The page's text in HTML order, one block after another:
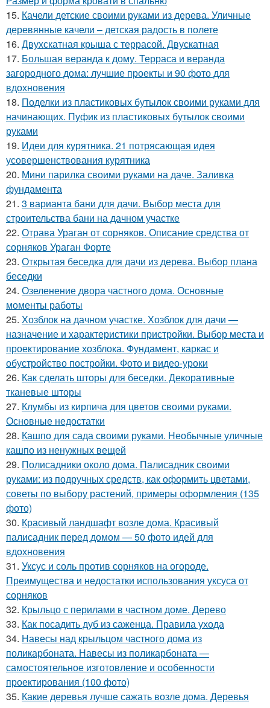
15. Качели детские своими руками из дерева. Уличные
деревянные качели – детская радость в полете
16. Двухскатная крыша с террасой. Двускатная
17. Большая веранда к дому. Терраса и веранда
загородного дома: лучшие проекты и 90 фото для
вдохновения
18. Поделки из пластиковых бутылок своими руками для
начинающих. Пуфик из пластиковых бутылок своими
руками
19. Идеи для курятника. 21 потрясающая идея
усовершенствования курятника
20. Мини парилка своими руками на даче. Заливка
фундамента
21. 3 варианта бани для дачи. Выбор места для
строительства бани на дачном участке
22. Отрава Ураган от сорняков. Описание средства от
сорняков Ураган Форте
23. Открытая беседка для дачи из дерева. Выбор плана
беседки
24. Озеленение двора частного дома. Основные
моменты работы
25. Хозблок на дачном участке. Хозблок для дачи —
назначение и характеристики пристройки. Выбор места и
проектирование хозблока. Фундамент, каркас и
обустройство постройки. Фото и видео-уроки
26. Как сделать шторы для беседки. Декоративные
тканевые шторы
27. Клумбы из кирпича для цветов своими руками.
Основные недостатки
28. Кашпо для сада своими руками. Необычные уличные
кашпо из ненужных вещей
29. Полисадники около дома. Палисадник своими
руками: из подручных средств, как оформить цветами,
советы по выбору растений, примеры оформления (135
фото)
30. Красивый ландшафт возле дома. Красивый
палисадник перед домом — 50 фото идей для
вдохновения
31. Уксус и соль против сорняков на огороде.
Преимущества и недостатки использования уксуса от
сорняков
32. Крыльцо с перилами в частном доме. Дерево
33. Как посадить дуб из саженца. Правила ухода
34. Навесы над крыльцом частного дома из
поликарбоната. Навесы из поликарбоната —
самостоятельное изготовление и особенности
проектирования (100 фото)
35. Какие деревья лучше сажать возле дома. Деревья